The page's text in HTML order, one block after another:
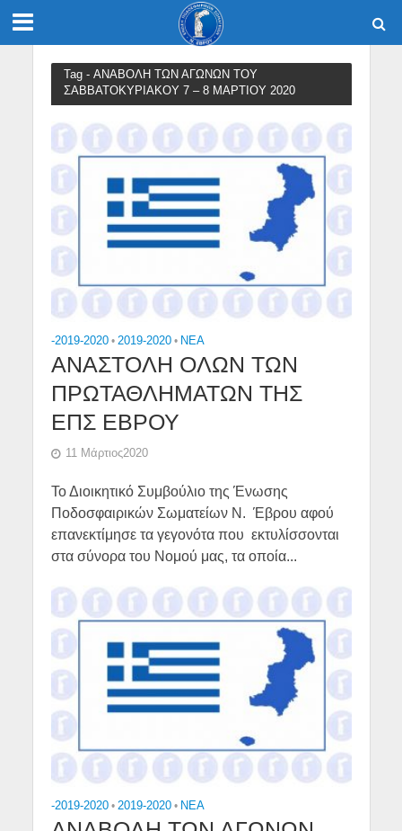
Tag - ΑΝΑΒΟΛΗ ΤΩΝ ΑΓΩΝΩΝ ΤΟΥ
ΣΑΒΒΑΤΟΚΥΡΙΑΚΟΥ 7 – 8 ΜΑΡΤΙΟΥ 2020
-2019-2020 • 2019-2020 • NEA
ΑΝΑΣΤΟΛΗ ΟΛΩΝ ΤΩΝ
ΠΡΩΤΑΘΛΗΜΑΤΩΝ ΤΗΣ
ΕΠΣ ΕΒΡΟΥ
11 Μάρτιος2020
Το Διοικητικό Συμβούλιο της Ένωσης
Ποδοσφαιρικών Σωματείων Ν. Έβρου αφού
επανεκτίμησε τα γεγονότα που εκτυλίσσονται
στα σύνορα του Νομού μας, τα οποία...
-2019-2020 • 2019-2020 • NEA